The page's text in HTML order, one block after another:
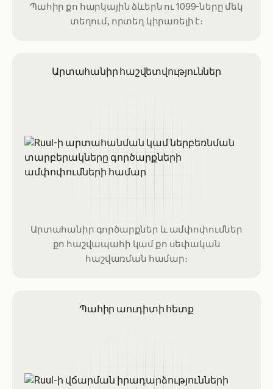
Պահիր քո հարկային ձևերն ու 1099-ները մեկ
տեղում, որտեղ կիրառելի է։
Արտահանիր հաշվետվություններ
Արտահանիր գործարքներ և ամփոփումներ
քո հաշվապահի կամ քո սեփական
հաշվառման համար։
Պահիր աուդիտի հետք